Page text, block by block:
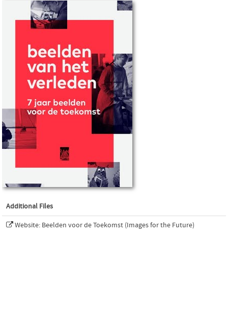
Additional Files
Website: Beelden voor de Toekomst (Images for the Future)